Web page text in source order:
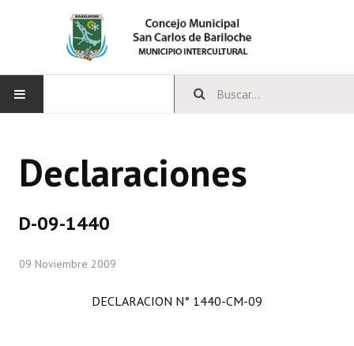
CONCEJO
Comisiones Especiales
Declaraciones
D-09-1440
09 Noviembre 2009
DECLARACION N° 1440-CM-09